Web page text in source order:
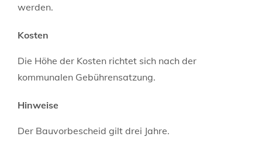
werden.
Kosten
Die Höhe der Kosten richtet sich nach der
kommunalen Gebührensatzung.
Hinweise
Der Bauvorbescheid gilt drei Jahre.